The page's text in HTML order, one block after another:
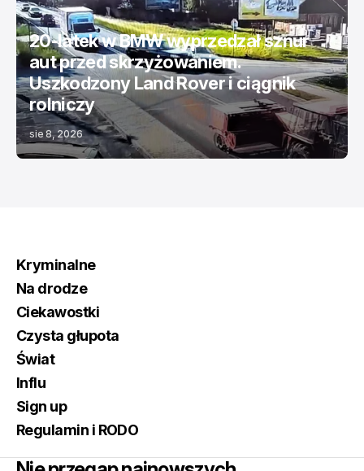
NA DRODZE
TOP NEWS
20-latek w BMW wyprzedzał sznur
aut przed skrzyżowaniem.
Uszkodzony Land Rover i ciągnik
rolniczy
sie 8, 2026
Kryminalne
Na drodze
Ciekawostki
Czysta głupota
Świat
Influ
Sign up
Regulamin i RODO